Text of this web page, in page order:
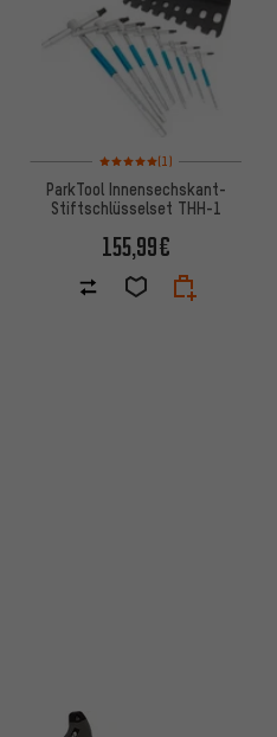
Bewertungen: 5 von 5
(1)
ParkTool Innensechskant-
Stiftschlüsselset THH-1
155,99€